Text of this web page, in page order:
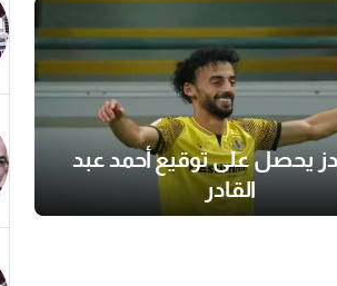
يحصل على توقيع أحمد عبد
القادر